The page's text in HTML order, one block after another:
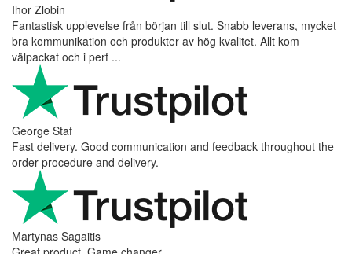
Ihor Zlobin
Fantastisk upplevelse från början till slut. Snabb leverans, mycket
bra kommunikation och produkter av hög kvalitet. Allt kom
välpackat och i perf ...
George Staf
Fast delivery. Good communication and feedback throughout the
order procedure and delivery.
Martynas Sagaitis